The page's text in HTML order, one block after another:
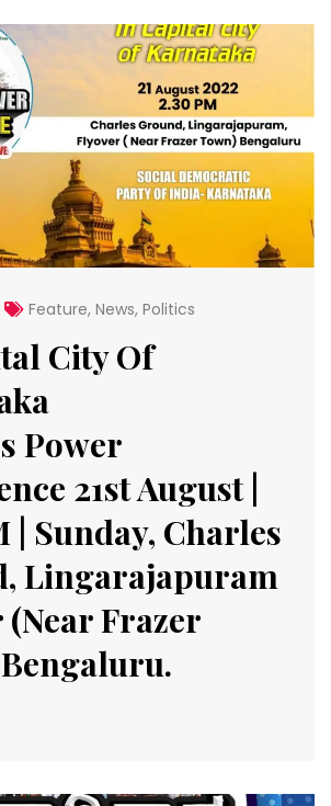
Feature, News, Politics
City Of
Power
21st August |
| Sunday, Charles
Lingarajapuram
Frazer